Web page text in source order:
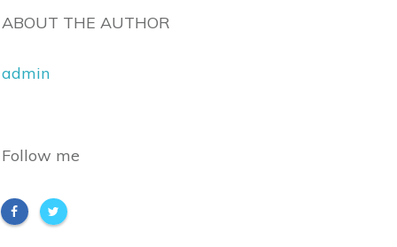
ABOUT THE AUTHOR
admin
Follow me